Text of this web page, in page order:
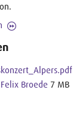
Broede 7 MB